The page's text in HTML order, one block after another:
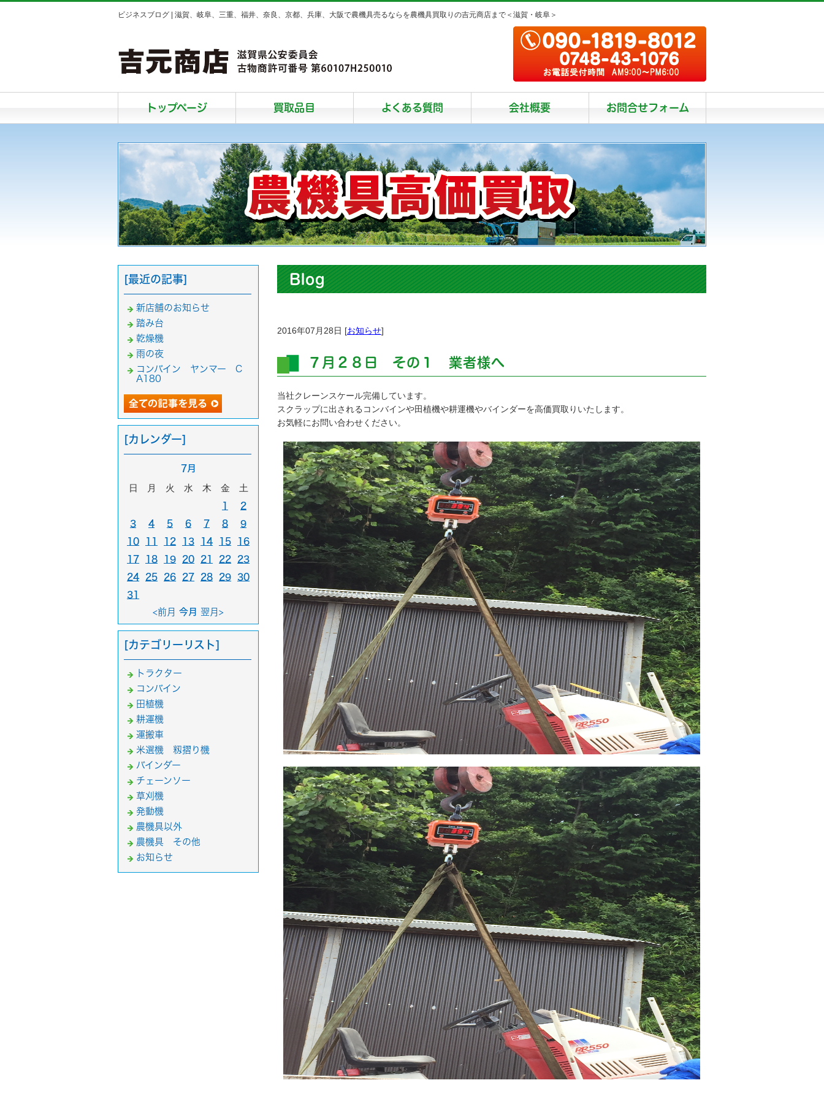
ビジネスブログ | 滋賀、岐阜、三重、福井、奈良、京都、兵庫、大阪で農機具売るならを農機具買取りの吉元商店まで＜滋賀・岐阜＞
トップページ 買取品目 よくある質問 会社概要 お問合せフォーム
Blog
2016年07月28日 [お知らせ]
７月２８日 その１ 業者様へ
当社クレーンスケール完備しています。
スクラップに出されるコンバインや田植機や耕運機やバインダーを高価買取りいたします。
お気軽にお問い合わせください。
[最近の記事]
新店舗のお知らせ
踏み台
乾燥機
雨の夜
コンバイン ヤンマー C
A180
[カレンダー]
7月
日 月 火 水 木 金 土
1
2
3
4 5 6 7 8
9
10
11 12 13 14 15
16
17
18 19 20 21 22
23
24
25 26 27 28 29
30
31
<前月 今月 翌月>
[カテゴリーリスト]
トラクター
コンバイン
田植機
耕運機
運搬車
米選機 籾摺り機
バインダー
チェーンソー
草刈機
発動機
農機具以外
農機具 その他
お知らせ